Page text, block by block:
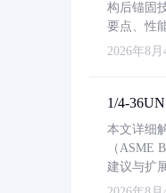
构后锚固
要点、性
2026年8月
1/4-
本文详细
（ASME
建议与扩